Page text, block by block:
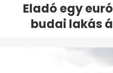
Eladó egy
budai lakás